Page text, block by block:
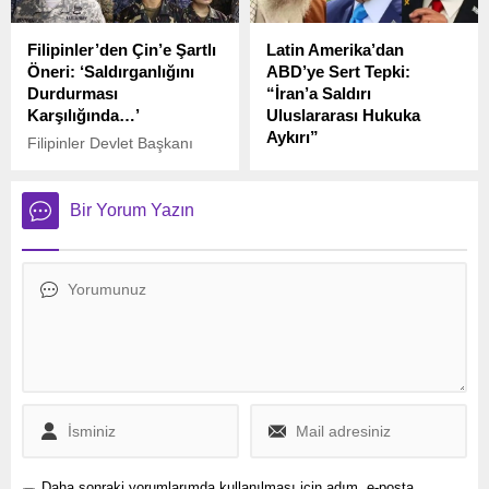
Filipinler’den Çin’e Şartlı
Öneri: ‘Saldırganlığını
Durdurması
Karşılığında…’
Filipinler Devlet Başkanı
Pekin’in Güney Çin
Denizi’ndeki “saldırgan”
tutumunu durdurması
sundu.
Latin Amerika’dan
ABD’ye Sert Tepki:
“İran’a Saldırı
Uluslararası Hukuka
Aykırı”
karşılanırken, Latin Amerika
ettiği belirtildi.
Bir Yorum Yazın